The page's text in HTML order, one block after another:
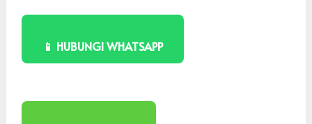
📱 HUBUNGI WHATSAPP